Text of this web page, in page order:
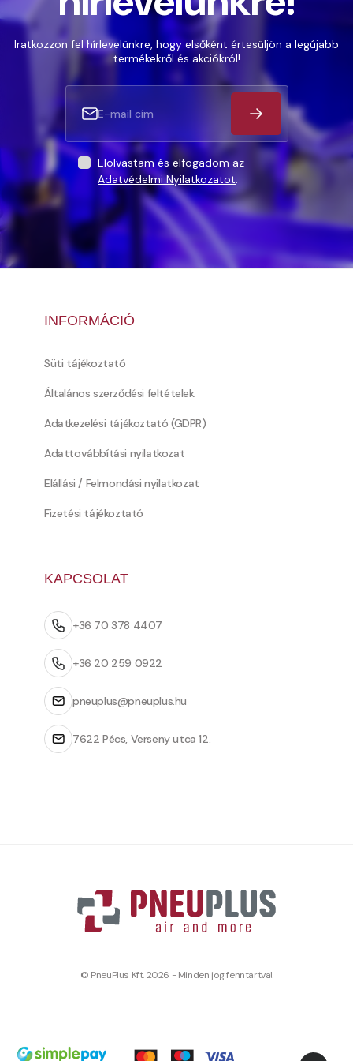
Iratkozzon fel hírlevelünkre, hogy elsőként értesüljön a legújabb
termékekről és akciókról!
Elolvastam és elfogadom az
Adatvédelmi Nyilatkozatot.
INFORMÁCIÓ
Süti tájékoztató
Általános szerződési feltételek
Adatkezelési tájékoztató (GDPR)
Adattovábbítási nyilatkozat
Elállási / Felmondási nyilatkozat
Fizetési tájékoztató
KAPCSOLAT
+36 70 378 4407
+36 20 259 0922
pneuplus@pneuplus.hu
7622 Pécs, Verseny utca 12.
© PneuPlus Kft. 2026 - Minden jog fenntartva!